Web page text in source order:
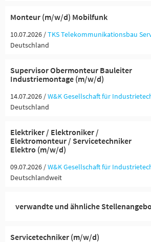
Monteur (m/w/d) Mobilfunk
10.07.2026 /TKS Telekommunikationsbau
Deutschland
Supervisor Obermonteur Bauleiter
Industriemontage (m/w/d)
14.07.2026 /W&K Gesellschaft für
Deutschland
Elektriker / Elektroniker /
Elektromonteur / Servicetechniker
Elektro (m/w/d)
09.07.2026 /W&K Gesellschaft für
Deutschlandweit
verwandte und ähnliche
Servicetechniker (m/w/d)